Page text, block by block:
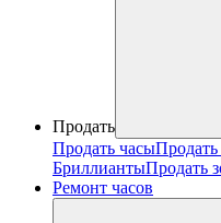
Продать
Продать часы
БриллиантыПродать
Ремонт часов